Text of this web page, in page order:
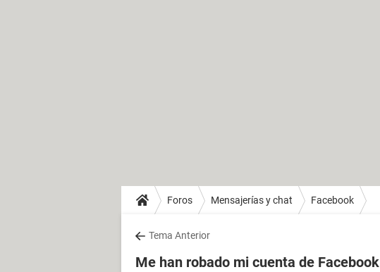
Foros Mensajerías y chat Facebook
Tema Anterior
Me han robado mi cuenta de Facebook